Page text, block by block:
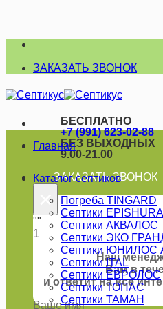
Skip
contentЗАКАЗАТЬ ЗВОНОК
БЕСПЛАТНО
+7 (991) 623-02-88
БЕЗ ВЫХОДНЫХ
9.00-21.00
ЗАКАЗАТЬ ЗВОНОК
×
""
1
Наш
Вам в
и ответит на все
Ваше имя
Главная
Каталог септиков
Погреба TINGARD
Септики EPISHURA
Септики АКВАЛОС
Септики ЭКО
Септики ЮНИЛОС
Септики ITAL
Септики ЕВРОЛОС
Септики ТОПАС
Септики ТАМАН